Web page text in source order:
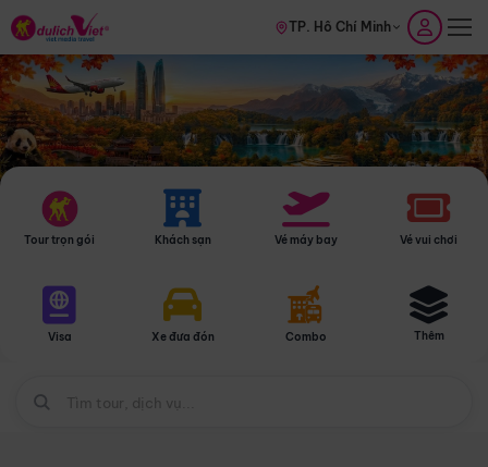
TP. Hồ Chí Minh
Tour trọn gói Khách sạn Vé máy bay Vé vui chơi
Visa Xe đưa đón Combo Thêm